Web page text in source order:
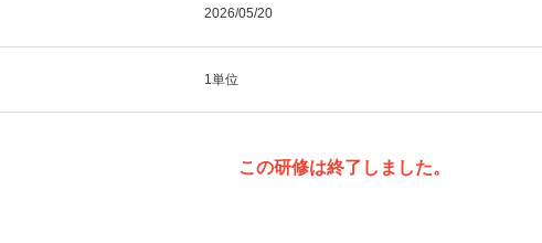
2026/05/20
1単位
この研修は終了しました。